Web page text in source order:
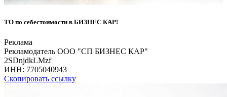
ТО по себестоимости в БИЗНЕС КАР!
Реклама
Рекламодатель ООО "СП БИЗНЕС КАР"
2SDnjdkLMzf
ИНН: 7705040943
Скопировать ссылку